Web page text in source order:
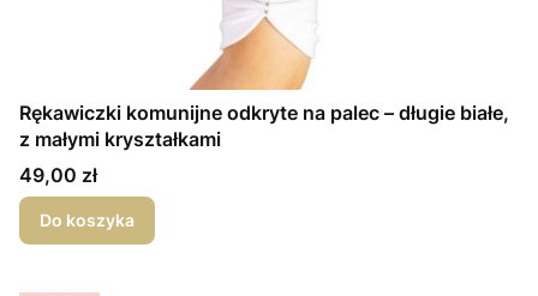
Rękawiczki komunijne odkryte na palec – długie białe,
z małymi kryształkami
Cena
49,00 zł
Do koszyka